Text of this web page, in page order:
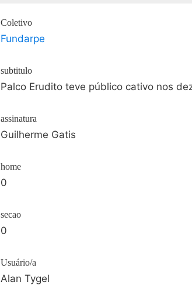
Coletivo
Fundarpe
subtitulo
Palco Erudito teve público cativo nos
assinatura
Guilherme Gatis
home
0
secao
0
Usuário/a
Alan Tygel